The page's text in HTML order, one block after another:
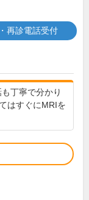
再診電話受付
丁寧で分かり
はすぐにMRIを